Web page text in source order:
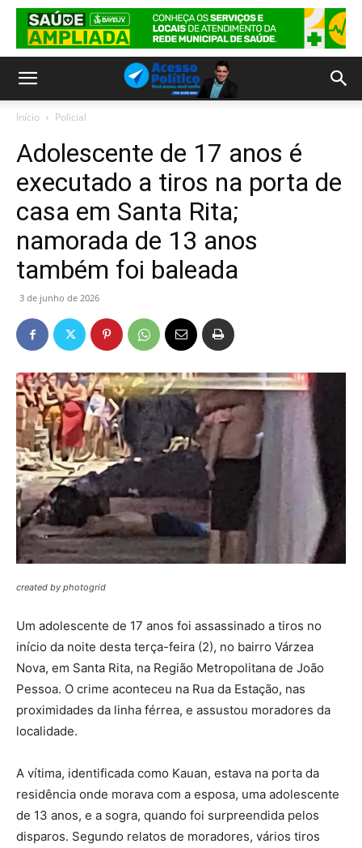
Início Policial
Adolescente de 17 anos é
executado a tiros na porta de
casa em Santa Rita;
namorada de 13 anos
também foi baleada
3 de junho de 2026
created by photogrid
Um adolescente de 17 anos foi assassinado a tiros no
início da noite desta terça-feira (2), no bairro Várzea
Nova, em Santa Rita, na Região Metropolitana de João
Pessoa. O crime aconteceu na Rua da Estação, nas
proximidades da linha férrea, e assustou moradores da
localidade.
A vítima, identificada como Kauan, estava na porta da
residência onde morava com a esposa, uma adolescente
de 13 anos, e a sogra, quando foi surpreendida pelos
disparos. Segundo relatos de moradores, vários tiros